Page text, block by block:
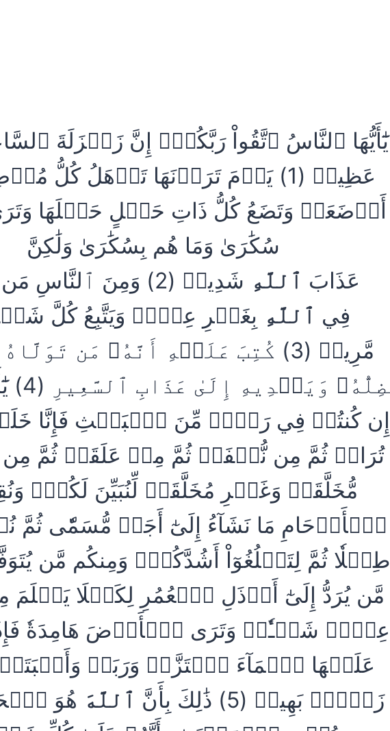
يَٰٓأَيُّهَا ٱلنَّاسُ ٱتَّقُواْ رَبَّكُمۡۚ إِنَّ زَلۡزَلَةَ
عَظِيمٞ (1) يَوۡمَ تَرَوۡنَهَا تَذۡهَلُ كُلُّ
أَرۡضَعَتۡ وَتَضَعُ كُلُّ ذَاتِ حَمۡلٍ حَمۡلَهَا
سُكَٰرَىٰ وَمَا هُم بِسُكَٰرَىٰ وَلَٰكِنَّ
عَذَابَ ٱللَّهِ
شَدِيدٞ (2) وَمِنَ ٱلنَّاسِ
فِي ٱللَّهِ بِغَيۡرِ عِلۡمٖ وَيَتَّبِعُ كُلَّ
مَّرِيدٖ (3) كُتِبَ عَلَيۡهِ أَنَّهُۥ مَن
يُضِلُّهُۥ
إِن كُنتُمۡ فِي رَيۡبٖ مِّنَ ٱلۡبَعۡثِ فَإِنَّا
تُرَابٖ ثُمَّ مِن نُّطۡفَةٖ ثُمَّ مِنۡ عَلَقَةٖ ثُمَّ
مُّخَلَّقَةٖ وَغَيۡرِ مُخَلَّقَةٖ لِّنُبَيِّنَ لَكُمۡۚ
ٱلۡأَرۡحَامِ مَا نَشَآءُ إِلَىٰٓ أَجَلٖ مُّسَمّٗى ثُمَّ
طِفۡلٗا ثُمَّ لِتَبۡلُغُوٓاْ أَشُدَّكُمۡۖ وَمِنكُم مَّن
مَّن يُرَدُّ إِلَىٰٓ أَرۡذَلِ ٱلۡعُمُرِ لِكَيۡلَا
عِلۡمٖ شَيۡـٔٗاۚ وَتَرَى ٱلۡأَرۡضَ هَامِدَةٗ
عَلَيۡهَا ٱلۡمَآءَ ٱهۡتَزَّتۡ وَرَبَتۡ
زَوۡجِۭ بَهِيجٖ (5) ذَٰلِكَ بِأَنَّ
ٱللَّهَ هُوَ